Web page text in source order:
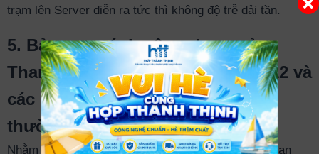
trạm lên Server diễn ra tức thì không độ trễ dải tần.
5. Bảng so sánh công dụng của
Thanh quản lý cáp 48 cổng T-E312 và
các phương pháp đi dây thông
thường
Nhằm mang lại cái nhìn kỹ thuật thực tế và trực quan